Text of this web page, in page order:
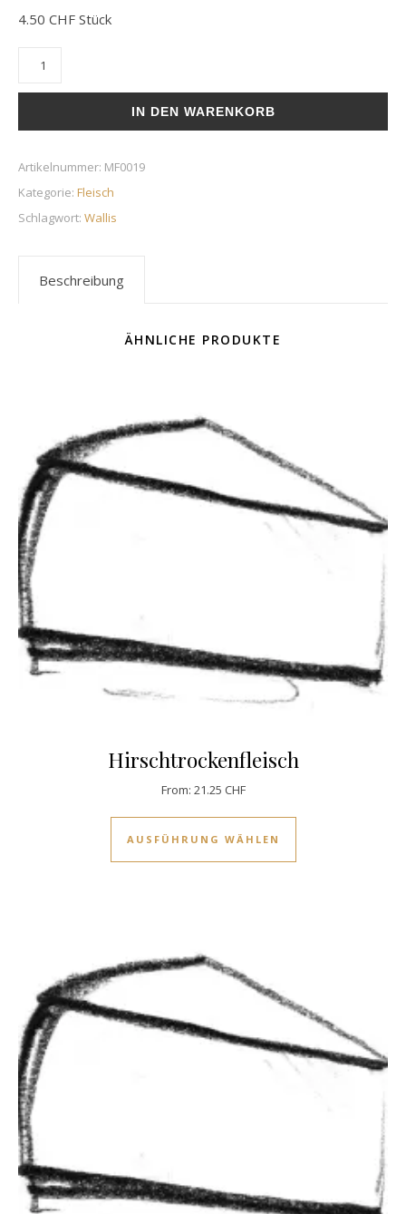
4.50 CHF Stück
IN DEN WARENKORB
Artikelnummer: MF0019
Kategorie: Fleisch
Schlagwort: Wallis
Beschreibung
ÄHNLICHE PRODUKTE
Hirschtrockenfleisch
From: 21.25 CHF
AUSFÜHRUNG WÄHLEN
Dieses Produkt